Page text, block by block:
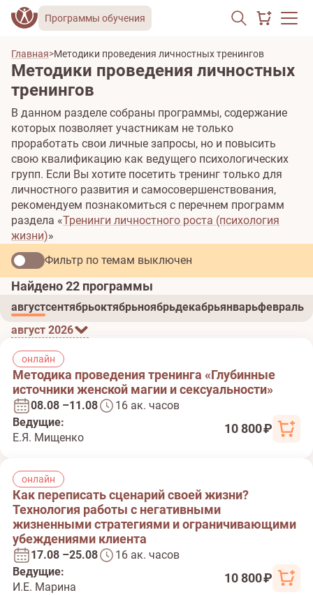
Программы обучения
Главная Методики проведения личностных тренингов
Методики проведения личностных
тренингов
В данном разделе собраны программы, содержание
которых позволяет участникам не только
проработать свои личные запросы, но и повысить
свою квалификацию как ведущего психологических
групп. Если Вы хотите посетить тренинг только для
личностного развития и самосовершенствования,
рекомендуем познакомиться с перечнем программ
раздела «Тренинги личностного роста (психология
жизни)»
Фильтр по темам выключен
Найдено22 программы
августсентябрьоктябрьноябрьдекабрьянварьфевраль
август 2026
онлайн
Методика проведения тренинга «Глубинные
источники женской магии и сексуальности»
08.08 –11.08
16 ак. часов
Ведущие:
Е.Я. Мищенко
10 800 ₽
онлайн
Как переписать сценарий своей жизни?
Технология работы с негативными
жизненными стратегиями и ограничивающими
убеждениями клиента
17.08 –25.08
16 ак. часов
Ведущие:
И.Е. Марина
10 800 ₽